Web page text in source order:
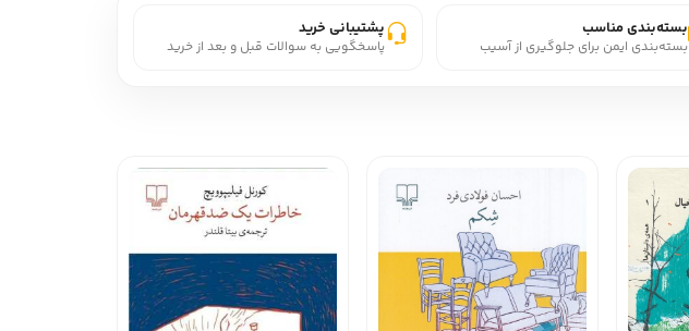
بسته‌بندی مناسب
بسته‌بندی ایمن برای جلوگیری از آسیب
پشتیبانی خرید
پاسخگویی به سوالات قبل و بعد از خرید